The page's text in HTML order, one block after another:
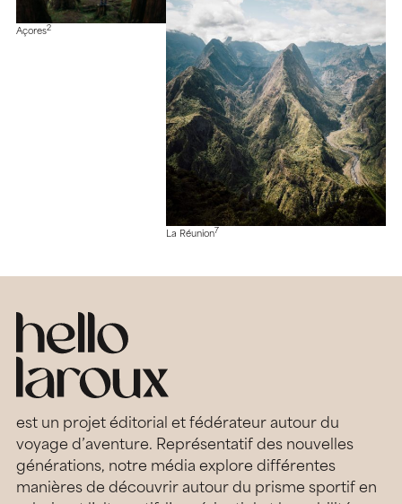
Açores2
La Réunion7
est un projet éditorial et fédérateur autour du
voyage d’aventure. Représentatif des nouvelles
générations, notre média explore différentes
manières de découvrir autour du prisme sportif en